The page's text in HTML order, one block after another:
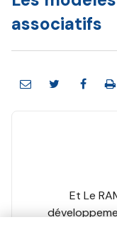
associatifs
Et Le